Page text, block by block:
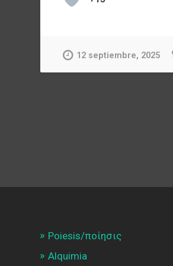
12 septiembre, 2025
Poiesis/ποίησις
Alquimia